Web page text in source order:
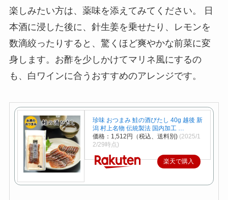
楽しみたい方は、薬味を添えてみてください。 日
本酒に浸した後に、針生姜を乗せたり、レモンを
数滴絞ったりすると、驚くほど爽やかな前菜に変
身します。お酢を少しかけてマリネ風にするの
も、白ワインに合うおすすめのアレンジです。
珍味 おつまみ 鮭の酒びたし 40g 越後 新
潟 村上名物 伝統製法 国内加工 …
価格：1,512円（税込、送料別) (2025/1
2/29時点)
楽天で購入